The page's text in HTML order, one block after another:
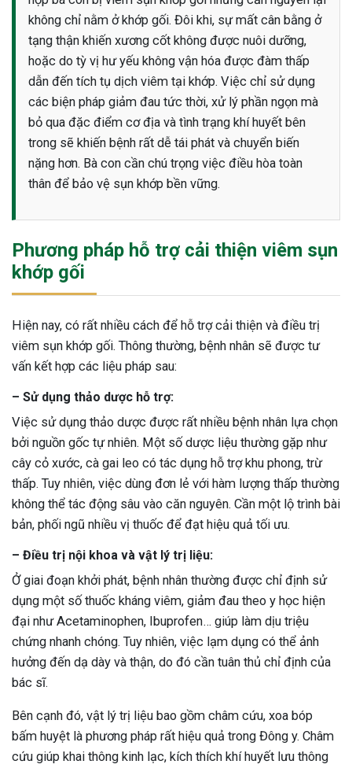
không chỉ nằm ở khớp gối. Đôi khi, sự mất cân bằng ở
tạng thận khiến xương cốt không được nuôi dưỡng,
hoặc do tỳ vị hư yếu không vận hóa được đàm thấp
dẫn đến tích tụ dịch viêm tại khớp. Việc chỉ sử dụng
các biện pháp giảm đau tức thời, xử lý phần ngọn mà
bỏ qua đặc điểm cơ địa và tình trạng khí huyết bên
trong sẽ khiến bệnh rất dễ tái phát và chuyển biến
nặng hơn. Bà con cần chú trọng việc điều hòa toàn
thân để bảo vệ sụn khớp bền vững.
Phương pháp hỗ trợ cải thiện viêm sụn
khớp gối
Hiện nay, có rất nhiều cách để hỗ trợ cải thiện và điều trị
viêm sụn khớp gối. Thông thường, bệnh nhân sẽ được tư
vấn kết hợp các liệu pháp sau:
– Sử dụng thảo dược hỗ trợ:
Việc sử dụng thảo dược được rất nhiều bệnh nhân lựa chọn
bởi nguồn gốc tự nhiên. Một số dược liệu thường gặp như
cây cỏ xước, cà gai leo có tác dụng hỗ trợ khu phong, trừ
thấp. Tuy nhiên, việc dùng đơn lẻ với hàm lượng thấp thường
không thể tác động sâu vào căn nguyên. Cần một lộ trình bài
bản, phối ngũ nhiều vị thuốc để đạt hiệu quả tối ưu.
– Điều trị nội khoa và vật lý trị liệu:
Ở giai đoạn khởi phát, bệnh nhân thường được chỉ định sử
dụng một số thuốc kháng viêm, giảm đau theo y học hiện
đại như Acetaminophen, Ibuprofen… giúp làm dịu triệu
chứng nhanh chóng. Tuy nhiên, việc lạm dụng có thể ảnh
hưởng đến dạ dày và thận, do đó cần tuân thủ chỉ định của
bác sĩ.
Bên cạnh đó, vật lý trị liệu bao gồm châm cứu, xoa bóp
bấm huyệt là phương pháp rất hiệu quả trong Đông y. Châm
cứu giúp khai thông kinh lạc, kích thích khí huyết lưu thông